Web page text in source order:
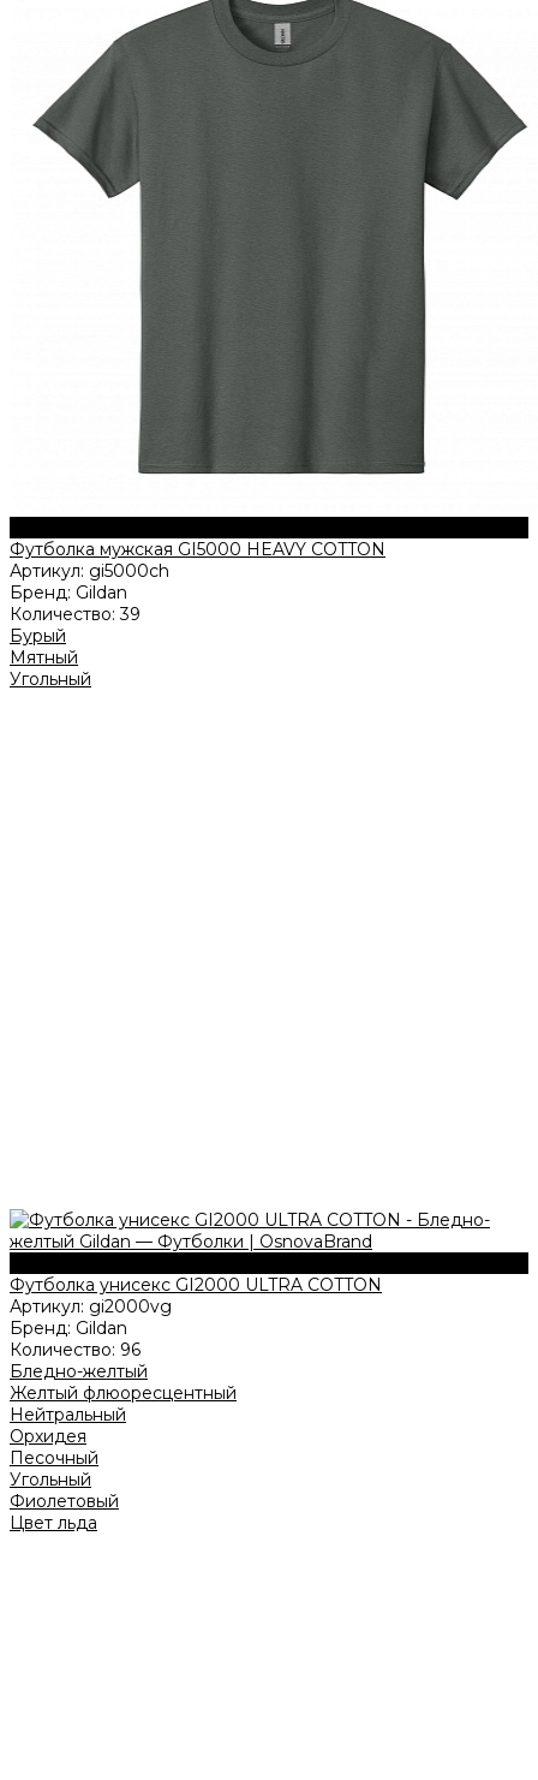
Футболка мужская GI5000 HEAVY COTTON
Артикул: gi5000ch
Бренд: Gildan
Количество:39
Бурый
Мятный
Угольный
Футболка унисекс GI2000 ULTRA COTTON
Артикул: gi2000vg
Бренд: Gildan
Количество: 96
Бледно-желтый
Желтый флюоресцентный
Нейтральный
Орхидея
Песочный
Угольный
Фиолетовый
Цвет льда